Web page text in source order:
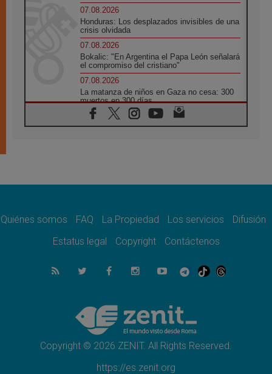
07.08.2026
Honduras: Los desplazados invisibles de una
crisis olvidada
07.08.2026
Bokalic: "En Argentina el Papa León señalará
el compromiso del cristiano"
07.08.2026
La matanza de niños en Gaza no cesa: 300
muertos en 300 días
07.08.2026
Tagle: La guerra desfigura el mundo, solo la
como misión al servicio del Evangelio
SIGNIS 2026, dar voz a las religiosas en el
07.08.2026
Lanzan un proyecto de empoderamiento
Programa oficial del Viaje Apostólico del
Papa León XIV a Francia
Quiénes somos FAQ La Propiedad Los servicios
Difusión
Estatus legal
Copyright Contáctenos
Copyright © 2026 ZENIT. All Rights Reserved.
https://es.zenit.org